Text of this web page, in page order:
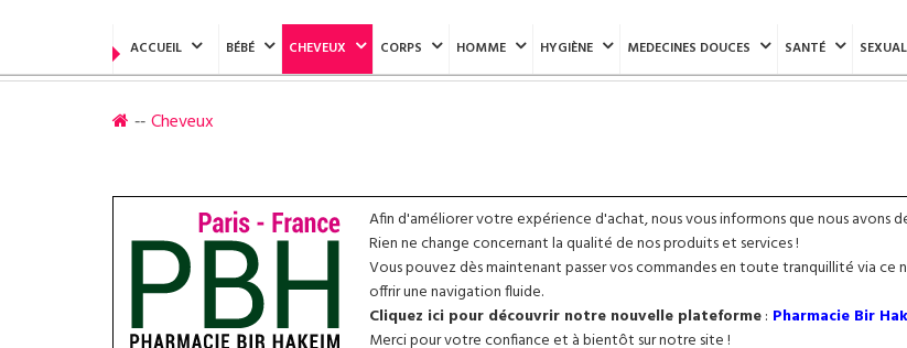
ACCUEIL BÉBÉ CHEVEUX CORPS HOMME HYGIÈNE MEDECINES DOUCES SANTÉ
Cheveux
Afin d'améliorer votre expérience d'achat, nous vous informons que nous avons
Rien ne change concernant la qualité de nos produits et services !
Vous pouvez dès maintenant passer vos commandes en toute tranquillité via
offrir une navigation fluide.
Cliquez ici pour découvrir notre nouvelle plateforme: Pharmacie Bir
Merci pour votre confiance et à bientôt sur notre site !